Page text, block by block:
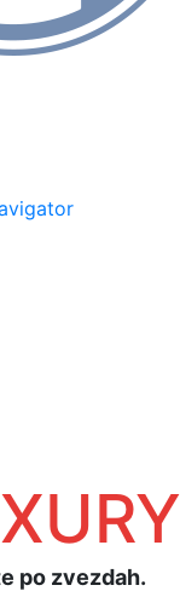
po zvezdah.